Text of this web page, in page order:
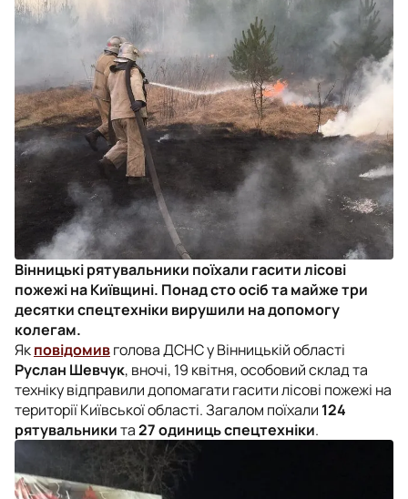
Вінницькі рятувальники поїхали гасити лісові
пожежі на Київщині. Понад сто осіб та майже три
десятки спецтехніки вирушили на допомогу
колегам.
Якповідомивголова ДСНС у Вінницькій області
Руслан Шевчук, вночі, 19 квітня, особовий склад та
техніку відправили допомагати гасити лісові пожежі на
території Київської області. Загалом поїхали 124
рятувальникита27 одиниць спецтехніки.